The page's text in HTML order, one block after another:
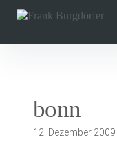
überspringen
bonn
12. Dezember 2009